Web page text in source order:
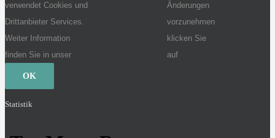
verwendet Cookies und
Drittanbieter Services.
Weiter Information
finden Sie in unser
Änderungen
vorzunehmen
klicken Sie
auf
OK
Statistik